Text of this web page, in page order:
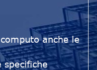
anche le